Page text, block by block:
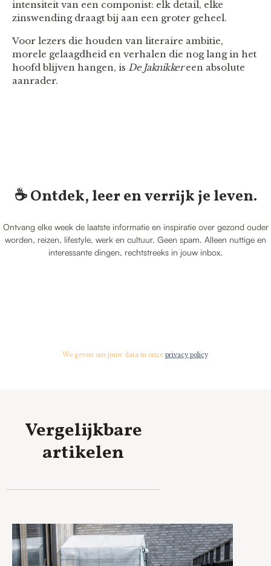
intensiteit van een componist: elk detail, elke
zinswending draagt bij aan een groter geheel.
Voor lezers die houden van literaire ambitie,
morele gelaagdheid en verhalen die nog lang in het
hoofd blijven hangen, is De Jaknikkereen absolute
aanrader.
☕️ Ontdek, leer en verrijk je leven.
Ontvang elke week de laatste informatie en inspiratie over gezond ouder
worden, reizen, lifestyle, werk en cultuur. Geen spam. Alleen nuttige en
interessante dingen, rechtstreeks in jouw inbox.
We geven om jouw data in onze privacy policy.
Vergelijkbare
artikelen